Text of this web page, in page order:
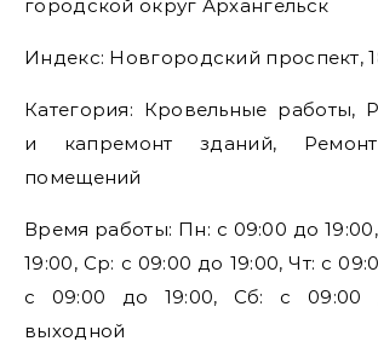
городской округ Архангельск
Индекс: Новгородский проспект,
Категория: Кровельные работы,
и капремонт зданий,
помещений
Время работы: Пн: с 09:00 до
19:00, Ср: с 09:00 до 19:00, Чт: с
с 09:00 до 19:00, Сб: с 09:00
выходной